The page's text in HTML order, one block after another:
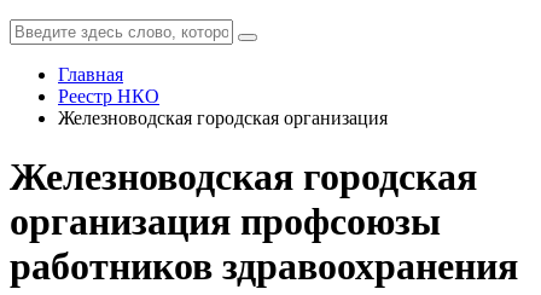
Главная
Реестр НКО
Железноводская городская организация
Железноводская городская
организация профсоюзы
работников здравоохранения